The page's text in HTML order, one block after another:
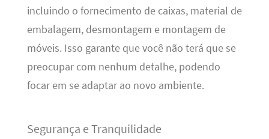
incluindo o fornecimento de caixas, material de
embalagem, desmontagem e montagem de
móveis. Isso garante que você não terá que se
preocupar com nenhum detalhe, podendo
focar em se adaptar ao novo ambiente.
Segurança e Tranquilidade